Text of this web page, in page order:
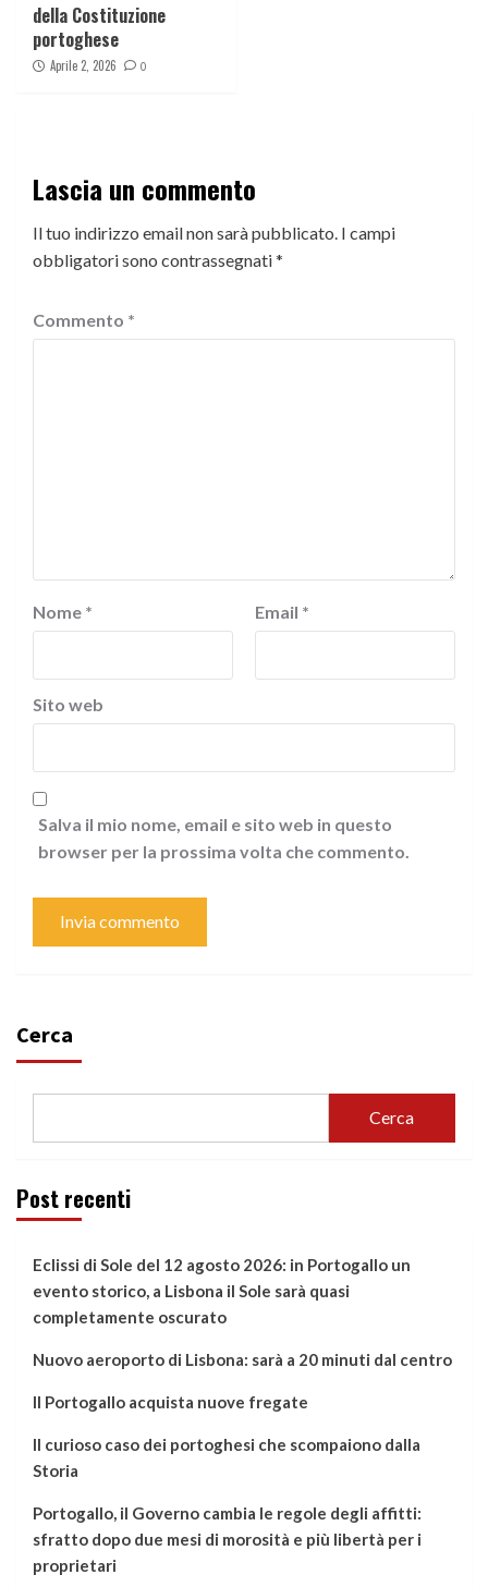
della Costituzione
portoghese
Aprile 2, 2026 0
Lascia un commento
Il tuo indirizzo email non sarà pubblicato. I campi
obbligatori sono contrassegnati*
Commento *
Nome * Email *
Sito web
Salva il mio nome, email e sito web in questo
browser per la prossima volta che commento.
Cerca
Cerca
Post recenti
Eclissi di Sole del 12 agosto 2026: in Portogallo un
evento storico, a Lisbona il Sole sarà quasi
completamente oscurato
Nuovo aeroporto di Lisbona: sarà a 20 minuti dal centro
Il Portogallo acquista nuove fregate
Il curioso caso dei portoghesi che scompaiono dalla
Storia
Portogallo, il Governo cambia le regole degli affitti:
sfratto dopo due mesi di morosità e più libertà per i
proprietari